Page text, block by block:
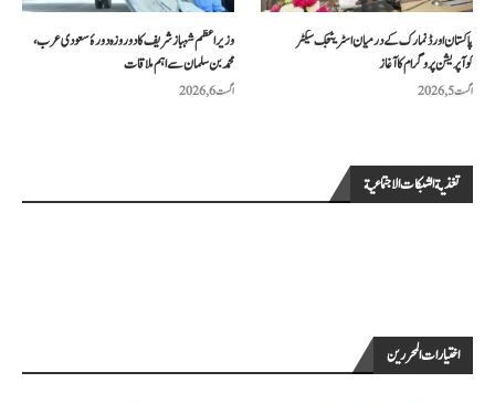
وزیراعظم شہباز شریف کا دو روزہ دورۂ سعودی عرب،
محمد بن سلمان سے اہم ملاقات
اگست 6, 2026
پاکستان اور ڈنمارک کے درمیان اسٹریٹجک سیکٹر
کوآپریشن پروگرام کا آغاز
اگست 5, 2026
تغذية الشبكات الاجتماعية
اختيارات المحررين